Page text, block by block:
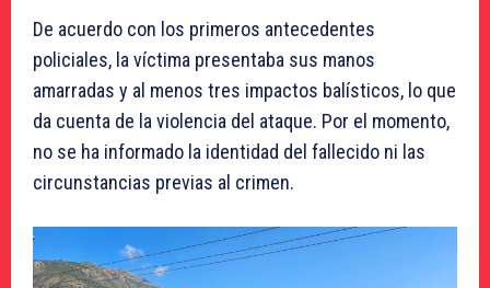
De acuerdo con los primeros antecedentes
policiales, la víctima presentaba sus manos
amarradas y al menos tres impactos balísticos, lo que
da cuenta de la violencia del ataque. Por el momento,
no se ha informado la identidad del fallecido ni las
circunstancias previas al crimen.